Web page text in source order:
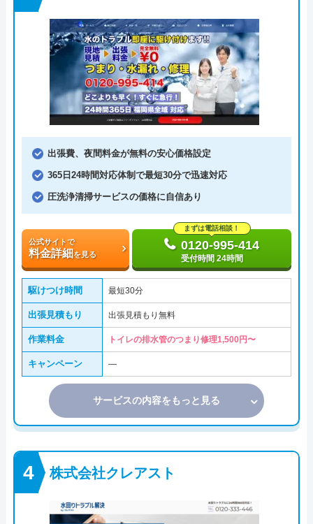
出張費、夜間料金が無料の安心価格設定
365日24時間対応体制で最短30分で迅速対応
圧洗浄清掃サービスの価格に自信あり
公式サイトで
料金詳細を見る
まずは電話相談！
0120-995-414
受付時間 24時間
駆けつけ時間 最短30分
出張見積もり 出張見積もり無料
作業料金 トイレの排水管のつまり修理1,500円〜
キャンペーン ―
サービスの内容をもっと見る
株式会社クレアスト